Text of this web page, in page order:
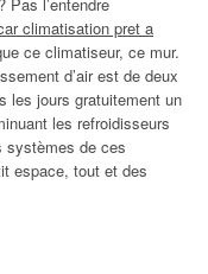
climatisation pret a
ce climatiseur, ce mur.
d’air est de deux
les jours gratuitement un
les refroidisseurs
systèmes de ces
espace, tout et des